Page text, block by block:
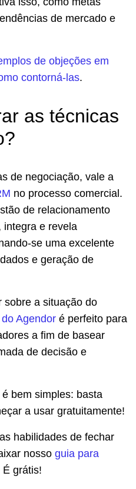
de mercado e
de objeções em
contorná-las.
as técnicas
de negociação, vale a
no processo comercial.
de relacionamento
integra e revela
se uma excelente
e geração de
sobre a situação do
Agendor é perfeito para
a fim de basear
de decisão e
bem simples: basta
a usar gratuitamente!
habilidades de fechar
nosso guia para
É grátis!